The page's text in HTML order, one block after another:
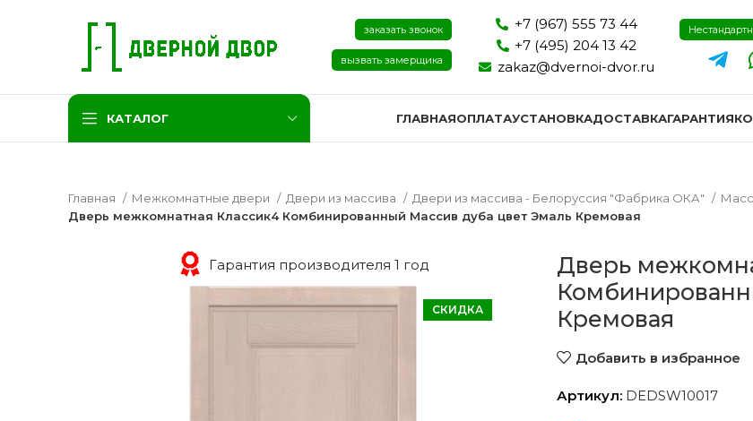
заказать звонок
вызвать замерщика
+7 (967) 555 73 44
+7 (495) 204 13 42
zakaz@dvernoi-dvor.ru
КАТАЛОГ
Двери экошпон и пвх
2744 моделей
ГЛАВНАЯОПЛАТАУСТАНОВКАДОСТАВКАГАРАНТИЯ
Главная Межкомнатные двери Двери из массива Двери из массива - Белоруссия "Фабрика ОКА"
Дверь межкомнатная Классик4 Комбинированный Массив дуба цвет Эмаль Кремовая
Гарантия производителя 1 год
СКИДКА
Дверь
Кремовая
Добавить в избранное
Артикул: DEDSW10017